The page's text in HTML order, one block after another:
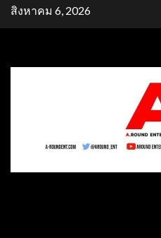
Skipสิงหาคม 6, 2026